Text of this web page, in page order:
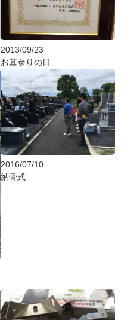
2013/09/23
お墓参りの日
2016/07/10
納骨式